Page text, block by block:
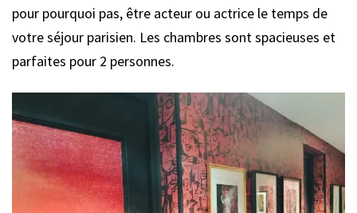
pour pourquoi pas, être acteur ou actrice le temps de
votre séjour parisien. Les chambres sont spacieuses et
parfaites pour 2 personnes.